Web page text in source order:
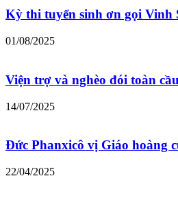
Kỳ thi tuyển sinh ơn gọi Vinh
01/08/2025
Viện trợ và nghèo đói toàn
14/07/2025
Đức Phanxicô vị Giáo hoàng
22/04/2025